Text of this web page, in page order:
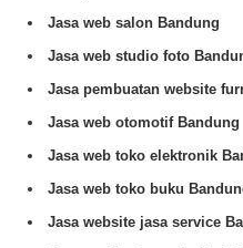
Jasa web salon Bandung
Jasa web studio foto
Jasa pembuatan website
Jasa web otomotif Bandung
Jasa web toko elektronik
Jasa web toko buku
Jasa website jasa service